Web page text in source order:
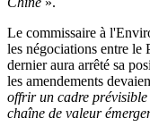
Le commissaire à
les négociations entre le
dernier aura arrêté sa
les amendements
offrir un cadre
chaîne de valeur